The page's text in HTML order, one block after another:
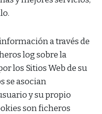
a través de
log sobre la
los Sitios Web de su
se asocian
y su propio
son ficheros